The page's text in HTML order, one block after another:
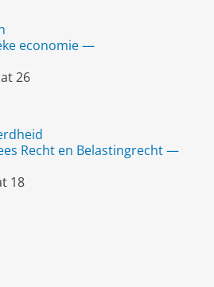
economie —
26
Recht en Belastingrecht —
18